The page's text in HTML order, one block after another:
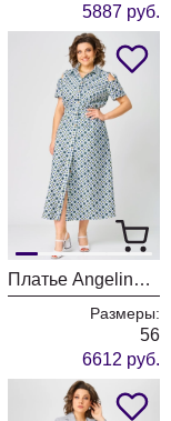
5887 руб.
Платье Angelina & Company 1221
Размеры:
56
6612 руб.